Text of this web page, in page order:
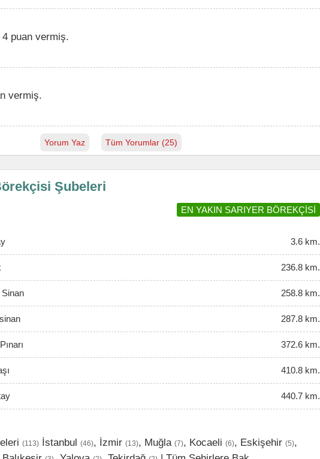
4 puan vermiş.
vermiş.
Yorum Yaz Tüm Yorumlar (25)
Şubeleri
EN YAKIN SARIYER BÖREKÇİSİ
3.6 km.
236.8 km.
258.8 km.
287.8 km.
372.6 km.
410.8 km.
440.7 km.
(113) İstanbul (46), İzmir (13), Muğla (7), Kocaeli (6), Eskişehir (5),